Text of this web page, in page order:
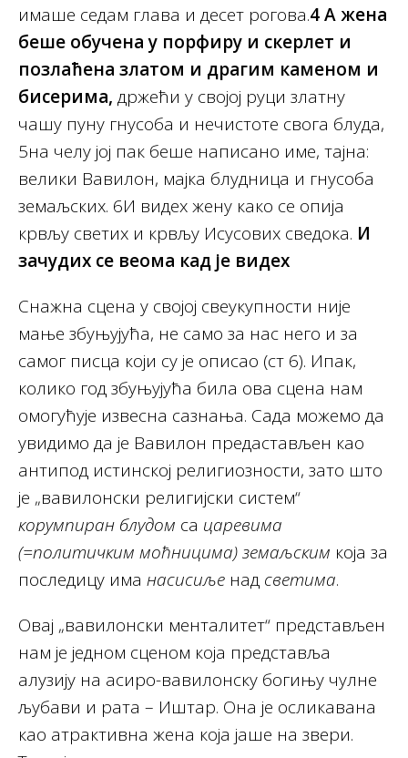
имаше седам глава и десет рогова.4А жена
беше обучена у порфиру и скерлет и
позлаћена златом и драгим каменом и
бисерима, држећи у својој руци златну
чашу пуну гнусоба и нечистоте свога блуда,
5на челу јој пак беше написано име, тајна:
велики Вавилон, мајка блудница и гнусоба
земаљских. 6И видех жену како се опија
крвљу светих и крвљу Исусових сведока. И
зачудих се веома кад је видех
Снажна сцена у својој свеукупности није
мање збуњујућа, не само за нас него и за
самог писца који су је описао (ст 6). Ипак,
колико год збуњујућа била ова сцена нам
омогућује извесна сазнања. Сада можемо да
увидимо да је Вавилон предастављен као
антипод истинској религиозности, зато што
је „вавилонски религијски систем“
корумпиран блудом са царевима
(=политичким моћницима) земаљским која за
последицу има насисиље над светима.
Овај „вавилонски менталитет“ представљен
нам је једном сценом која представља
алузију на асиро-вавилонску богињу чулне
љубави и рата – Иштар. Она је осликавана
као атрактивна жена која јаше на звери.